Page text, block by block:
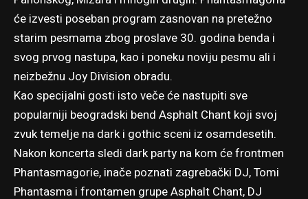
će izvesti poseban program zasnovan na pretežno
starim pesmama zbog proslave 30. godina benda i
svog prvog nastupa, kao i poneku noviju pesmu ali i
neizbežnu Joy Division obradu.
Kao specijalni gosti isto veče će nastupiti sve
popularniji beogradski bend Asphalt Chant koji svoj
zvuk temelje na dark i gothic sceni iz osamdesetih.
Nakon koncerta sledi dark party na kom će frontmen
Phantasmagorie, inače poznati zagrebački DJ, Tomi
Phantasma i frontamen grupe Asphalt Chant, DJ